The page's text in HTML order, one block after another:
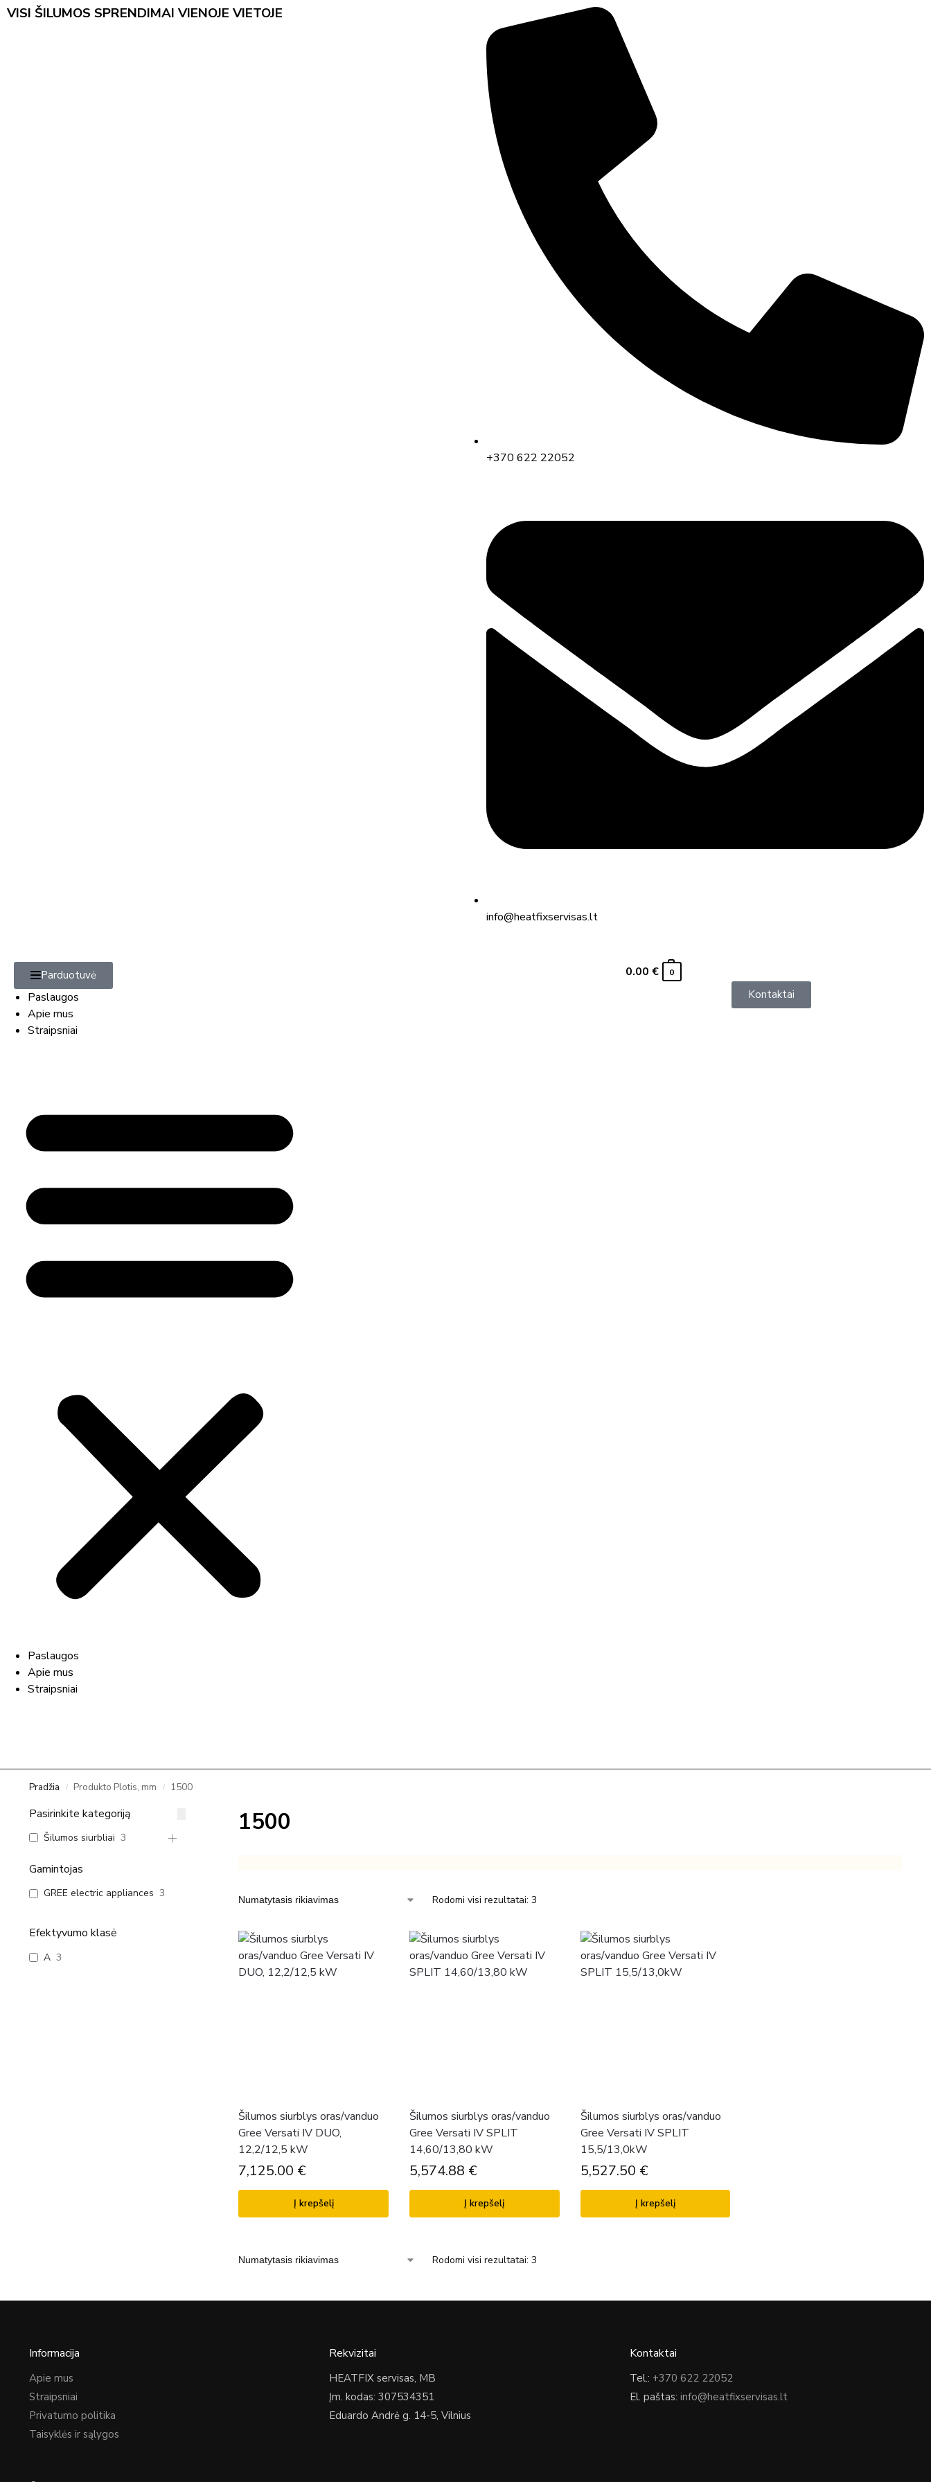
VISI ŠILUMOS SPRENDIMAI VIENOJE VIETOJE
+370 622 22052
info@heatfixservisas.lt
Parduotuvė
Paslaugos
Apie mus
Straipsniai
Paslaugos
Apie mus
Straipsniai
0.00 € 0
Kontaktai
Pradžia / Produkto Plotis, mm / 1500
1500
Rodomi visi rezultatai: 3
Šilumos siurblys oras/vanduo
Gree Versati IV DUO,
12,2/12,5 kW
7,125.00 €
Į krepšelį
Šilumos siurblys oras/vanduo
Gree Versati IV SPLIT
14,60/13,80 kW
5,574.88 €
Į krepšelį
Šilumos siurblys oras/vanduo
Gree Versati IV SPLIT
15,5/13,0kW
5,527.50 €
Į krepšelį
Rodomi visi rezultatai: 3
Pasirinkite kategoriją
Šilumos siurbliai 3
Gamintojas
GREE electric appliances 3
Efektyvumo klasė
A 3
Informacija
Apie mus
Straipsniai
Privatumo politika
Taisyklės ir sąlygos
Rekvizitai
HEATFIX servisas, MB
Įm. kodas: 307534351
Eduardo Andrė g. 14-5, Vilnius
Kontaktai
Tel.: +370 622 22052
El. paštas: info@heatfixservisas.lt